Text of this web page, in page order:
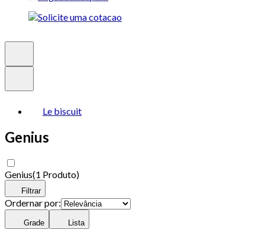
Le biscuit
Genius
Genius(1 Produto)
Filtrar
Ordernar por:
Grade Lista